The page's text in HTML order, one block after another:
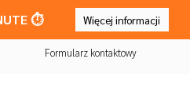
⏱️ Więcej informacji
Formularz kontaktowy